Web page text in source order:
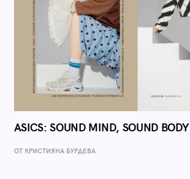
ASICS: SOUND MIND, SOUND BODY
ОТ КРИСТИЯНА БУРДЕВА